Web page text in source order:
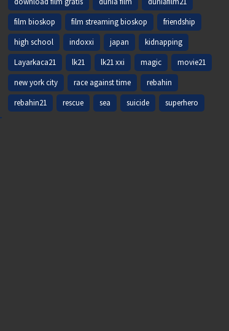
film bioskop
film streaming bioskop
friendship
high school
indoxxi japan
kidnapping
Layarkaca21
lk21 lk21 xxi magic
movie21
new york city
race against time
rebahin
rebahin21
rescue sea suicide superhero